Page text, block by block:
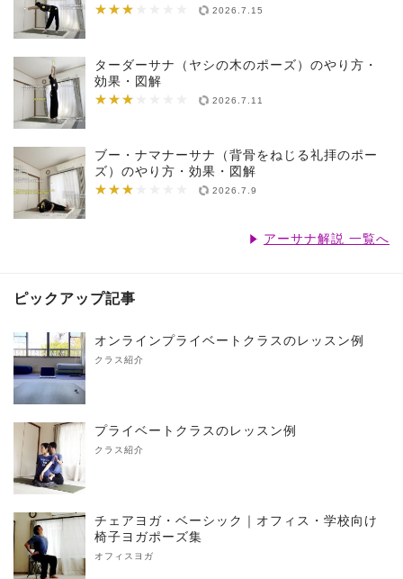
★★★
★★★★★★★ 2026.7.15
ターダーサナ（ヤシの木のポーズ）のやり方・
効果・図解
★★★
★★★★★★★ 2026.7.11
ブー・ナマナーサナ（背骨をねじる礼拝のポー
ズ）のやり方・効果・図解
★★★
★★★★★★★ 2026.7.9
アーサナ解説 一覧へ
ピックアップ記事
オンラインプライベートクラスのレッスン例
クラス紹介
プライベートクラスのレッスン例
クラス紹介
チェアヨガ・ベーシック｜オフィス・学校向け
椅子ヨガポーズ集
オフィスヨガ